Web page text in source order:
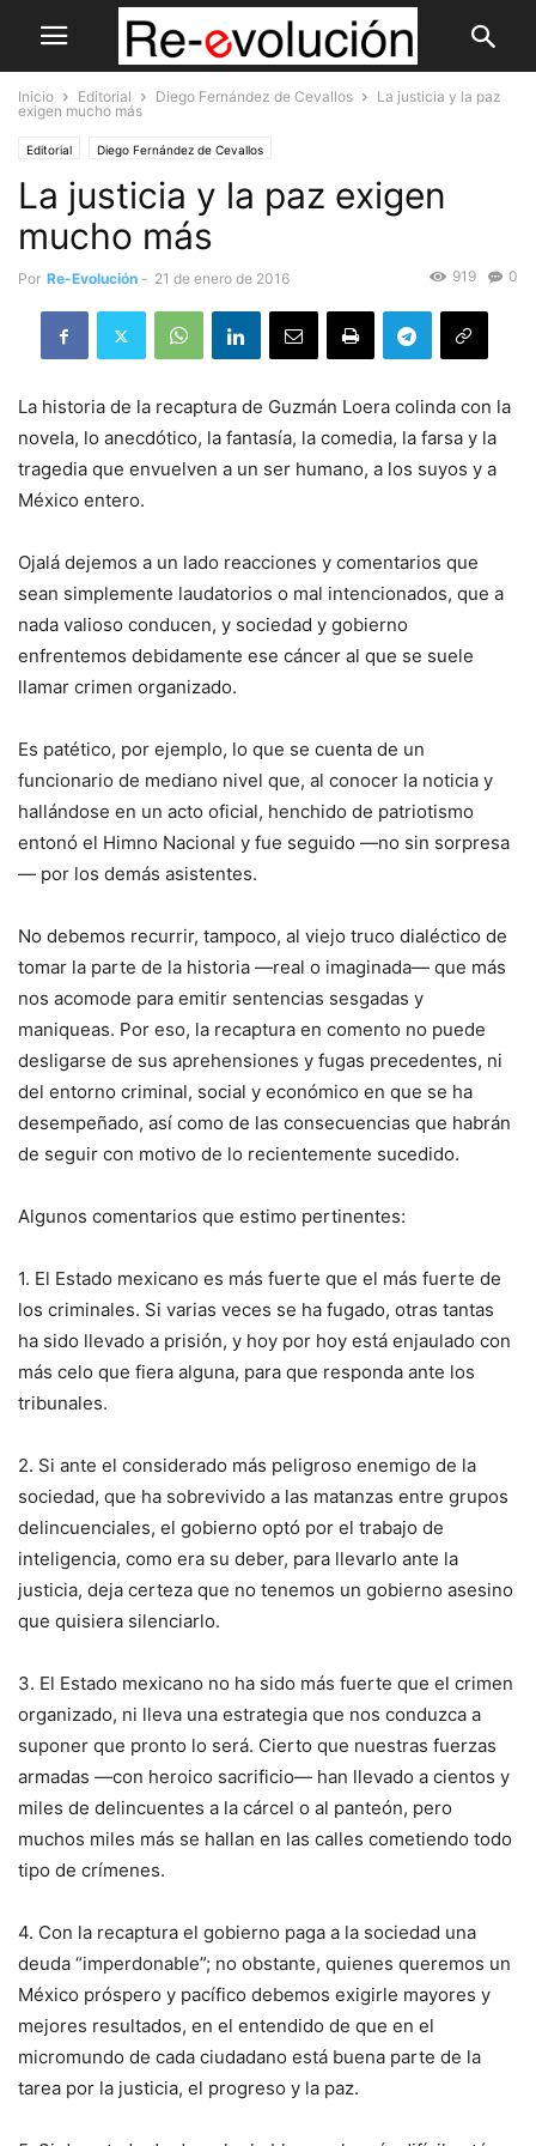
Inicio Editorial Diego Fernández de Cevallos
La justicia y la paz
exigen mucho más
Editorial Diego Fernández de Cevallos
La justicia y la paz exigen
mucho más
Por Re-Evolución - 21 de enero de 2016 0
919
La historia de la recaptura de Guzmán Loera colinda con la
novela, lo anecdótico, la fantasía, la comedia, la farsa y la
tragedia que envuelven a un ser humano, a los suyos y a
México entero.
Ojalá dejemos a un lado reacciones y comentarios que
sean simplemente laudatorios o mal intencionados, que a
nada valioso conducen, y sociedad y gobierno
enfrentemos debidamente ese cáncer al que se suele
llamar crimen organizado.
Es patético, por ejemplo, lo que se cuenta de un
funcionario de mediano nivel que, al conocer la noticia y
hallándose en un acto oficial, henchido de patriotismo
entonó el Himno Nacional y fue seguido —no sin sorpresa
— por los demás asistentes.
No debemos recurrir, tampoco, al viejo truco dialéctico de
tomar la parte de la historia —real o imaginada— que más
nos acomode para emitir sentencias sesgadas y
maniqueas. Por eso, la recaptura en comento no puede
desligarse de sus aprehensiones y fugas precedentes, ni
del entorno criminal, social y económico en que se ha
desempeñado, así como de las consecuencias que habrán
de seguir con motivo de lo recientemente sucedido.
Algunos comentarios que estimo pertinentes:
1. El Estado mexicano es más fuerte que el más fuerte de
los criminales. Si varias veces se ha fugado, otras tantas
ha sido llevado a prisión, y hoy por hoy está enjaulado con
más celo que fiera alguna, para que responda ante los
tribunales.
2. Si ante el considerado más peligroso enemigo de la
sociedad, que ha sobrevivido a las matanzas entre grupos
delincuenciales, el gobierno optó por el trabajo de
inteligencia, como era su deber, para llevarlo ante la
justicia, deja certeza que no tenemos un gobierno asesino
que quisiera silenciarlo.
3. El Estado mexicano no ha sido más fuerte que el crimen
organizado, ni lleva una estrategia que nos conduzca a
suponer que pronto lo será. Cierto que nuestras fuerzas
armadas —con heroico sacrificio— han llevado a cientos y
miles de delincuentes a la cárcel o al panteón, pero
muchos miles más se hallan en las calles cometiendo todo
tipo de crímenes.
4. Con la recaptura el gobierno paga a la sociedad una
deuda “imperdonable”; no obstante, quienes queremos un
México próspero y pacífico debemos exigirle mayores y
mejores resultados, en el entendido de que en el
micromundo de cada ciudadano está buena parte de la
tarea por la justicia, el progreso y la paz.